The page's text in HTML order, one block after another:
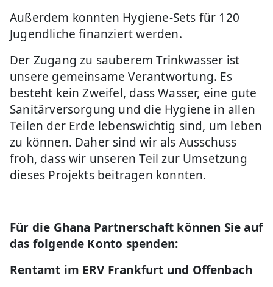
Außerdem konnten Hygiene-Sets für 120
Jugendliche finanziert werden.
Der Zugang zu sauberem Trinkwasser ist
unsere gemeinsame Verantwortung. Es
besteht kein Zweifel, dass Wasser, eine gute
Sanitärversorgung und die Hygiene in allen
Teilen der Erde lebenswichtig sind, um leben
zu können. Daher sind wir als Ausschuss
froh, dass wir unseren Teil zur Umsetzung
dieses Projekts beitragen konnten.
Für die Ghana Partnerschaft können Sie auf
das folgende Konto spenden:
Rentamt im ERV Frankfurt und Offenbach